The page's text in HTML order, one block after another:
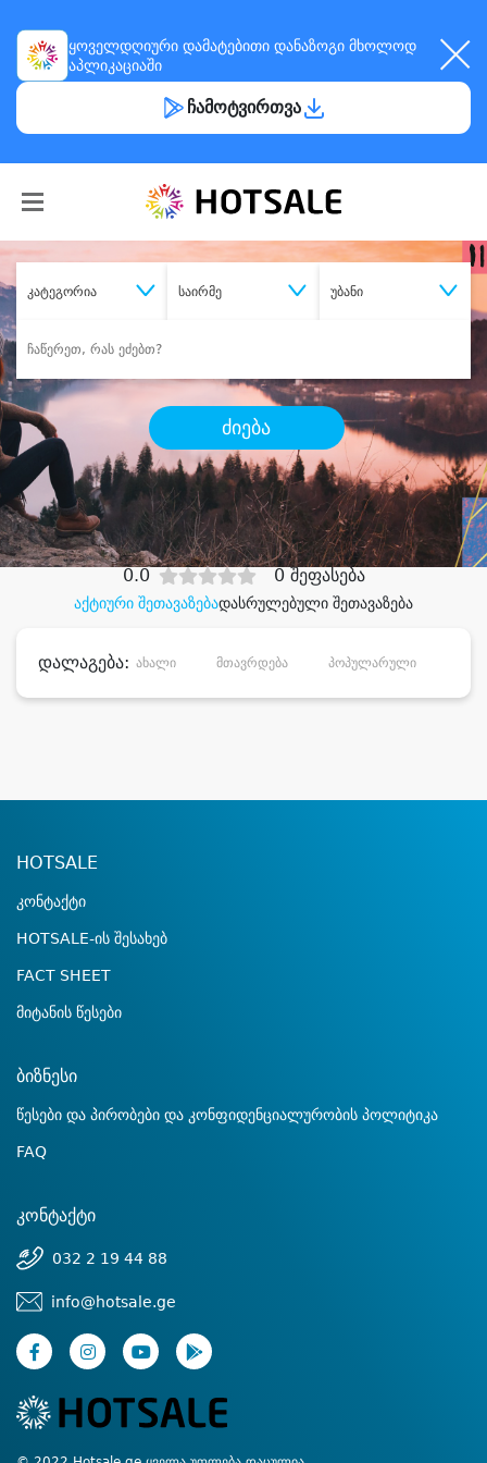
ყოველდღიური დამატებითი დანაზოგი მხოლოდ
აპლიკაციაში
ჩამოტვირთვა
კატეგორია საირმე უბანი
ძიება
შეიძინესასურველი მომსახურება
დიდი დანაზოგით
აქტიური შეთავაზებადასრულებული შეთავაზება
0.0 0 შეფასება
დალაგება: ახალი მთავრდება პოპულარული
HOTSALE
კონტაქტი
HOTSALE-ის შესახებ
FACT SHEET
მიტანის წესები
ბიზნესი
წესები და პირობები და კონფიდენციალურობის პოლიტიკა
FAQ
კონტაქტი
032 2 19 44 88
info@hotsale.ge